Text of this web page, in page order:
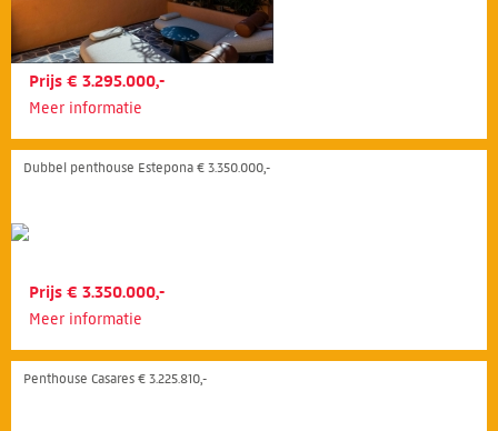
Prijs € 3.295.000,-
Meer informatie
Dubbel penthouse Estepona € 3.350.000,-
Prijs € 3.350.000,-
Meer informatie
Penthouse Casares € 3.225.810,-